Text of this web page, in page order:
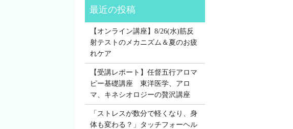
【オンライン講座】8/26(水)筋反
射テストのメカニズム＆夏のお疲
れケア
【受講レポート】任督五行アロマ
ピー基礎講座 東洋医学、アロ
マ、キネシオロジーの贅沢講座
「ストレスが数分で軽くなり、身
体も変わる？」タッチフォーヘル